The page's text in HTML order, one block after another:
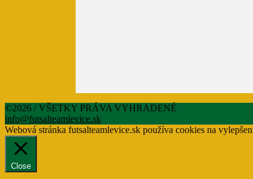
©2026 / VŠETKY PRÁVA VYHRADENÉ
info@futsalteamlevice.sk
Webová stránka futsalteamlevice.sk používa cookies na
Close